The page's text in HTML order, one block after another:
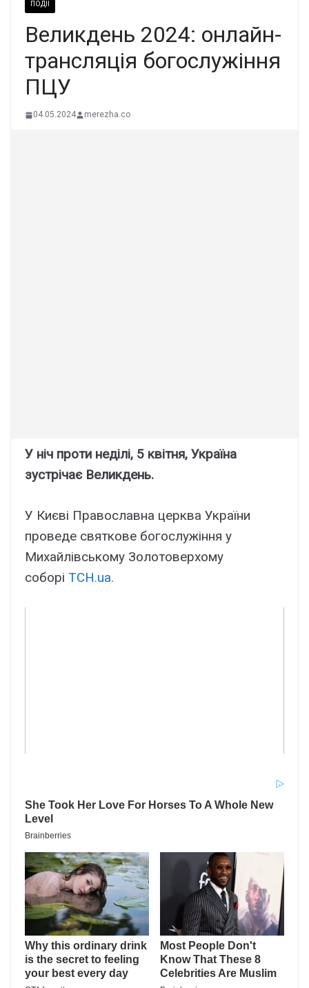
ПОДІЇ
Великдень 2024: онлайн-
трансляція богослужіння
ПЦУ
04.05.2024 merezha.co
У ніч проти неділі, 5 квітня, Україна
зустрічає Великдень.
У Києві Православна церква України
проведе святкове богослужіння у
Михайлівському Золотоверхому
соборі ТСН.ua.